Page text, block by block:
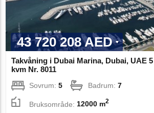
43 720 208 AED
Takvåning i Dubai Marina, Dubai, UAE
kvm Nr. 8011
Sovrum:5 Badrum:7
Bruksområde:12000 m2